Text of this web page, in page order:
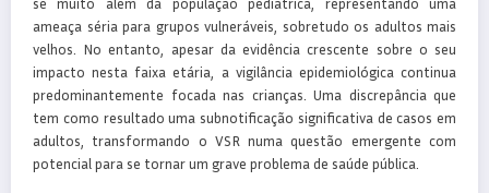
ameaça séria para grupos vulneráveis, sobretudo os adultos mais
velhos. No entanto, apesar da evidência crescente sobre o seu
impacto nesta faixa etária, a vigilância epidemiológica continua
predominantemente focada nas crianças. Uma discrepância que
tem como resultado uma subnotificação significativa de casos em
adultos, transformando o VSR numa questão emergente com
potencial para se tornar um grave problema de saúde pública.